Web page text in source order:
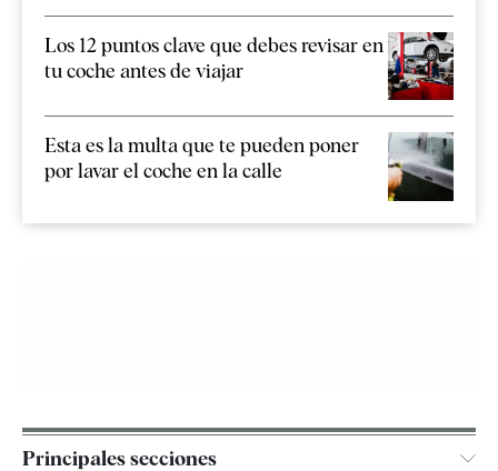
Los 12 puntos clave que debes revisar en
tu coche antes de viajar
Esta es la multa que te pueden poner
por lavar el coche en la calle
Principales secciones